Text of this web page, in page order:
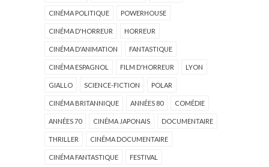
CINÉMA POLITIQUE POWERHOUSE
CINÉMA D'HORREUR HORREUR
CINÉMA D'ANIMATION FANTASTIQUE
CINÉMA ESPAGNOL FILM D'HORREUR LYON
GIALLO SCIENCE-FICTION POLAR
CINÉMA BRITANNIQUE ANNÉES 80 COMÉDIE
ANNÉES 70 CINÉMA JAPONAIS DOCUMENTAIRE
THRILLER CINÉMA DOCUMENTAIRE
CINÉMA FANTASTIQUE FESTIVAL